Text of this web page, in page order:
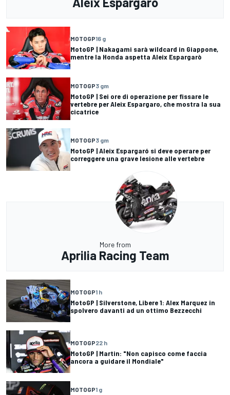
MOTOGP16 g
MotoGP | Nakagami sarà wildcard in Giappone,
mentre la Honda aspetta Aleix Espargarò
MOTOGP3 gm
MotoGP | Sei ore di operazione per fissare le
vertebre per Aleix Espargaro, che mostra la sua
cicatrice
MOTOGP3 gm
MotoGP | Aleix Espargaró si deve operare per
correggere una grave lesione alle vertebre
More from
Aprilia Racing Team
MOTOGP1 h
MotoGP | Silverstone, Libere 1: Alex Marquez in
spolvero davanti ad un ottimo Bezzecchi
MOTOGP22 h
MotoGP | Martin: "Non capisco come faccia
ancora a guidare il Mondiale"
MOTOGP1 g